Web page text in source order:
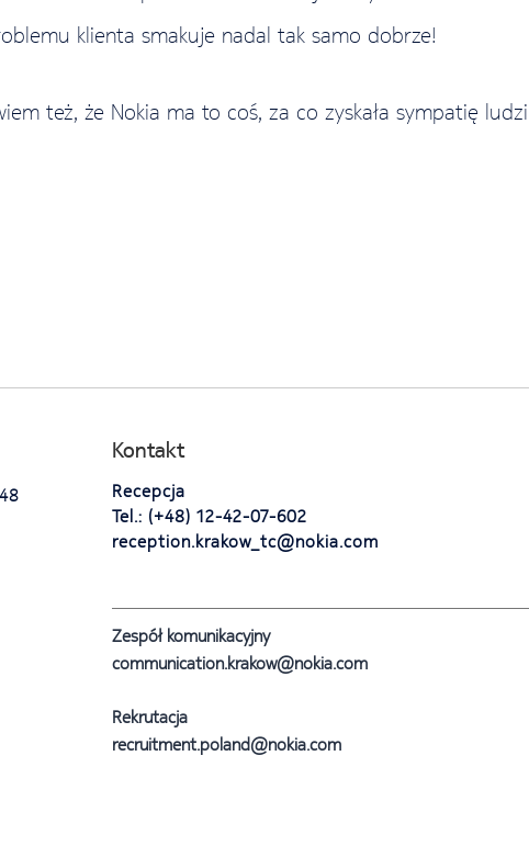
klienta smakuje nadal tak samo dobrze!
też, że Nokia ma to coś, za co zyskała sympatię
Kontakt
Recepcja
Tel.: (+48) 12-42-07-602
reception.krakow_tc@nokia.com
Zespół komunikacyjny
communication.krakow@nokia.com
Rekrutacja
recruitment.poland@nokia.com